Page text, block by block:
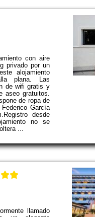
con aire
privado por un
alojamiento
plana. Las
de wifi gratis y
aseo gratuitos.
de ropa de
García
desde
no se
...
llamado